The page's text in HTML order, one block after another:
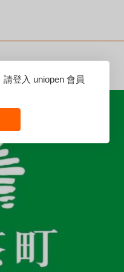
登入 uniopen 會員